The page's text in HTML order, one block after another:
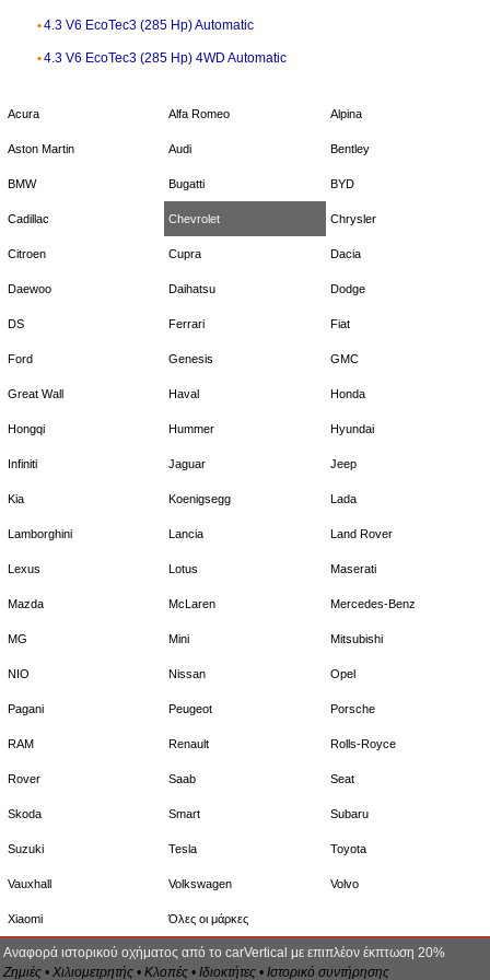
4.3 V6 EcoTec3 (285 Hp) Automatic
4.3 V6 EcoTec3 (285 Hp) 4WD Automatic
Acura Alfa Romeo Alpina
Aston Martin Audi Bentley
BMW Bugatti BYD
Cadillac Chevrolet Chrysler
Citroen Cupra Dacia
Daewoo Daihatsu Dodge
DS Ferrari Fiat
Ford Genesis GMC
Great Wall Haval Honda
Hongqi Hummer Hyundai
Infiniti Jaguar Jeep
Kia Koenigsegg Lada
Lamborghini Lancia Land Rover
Lexus Lotus Maserati
Mazda McLaren Mercedes-Benz
MG Mini Mitsubishi
NIO Nissan Opel
Pagani Peugeot Porsche
RAM Renault Rolls-Royce
Rover Saab Seat
Skoda Smart Subaru
Suzuki Tesla Toyota
Vauxhall Volkswagen Volvo
Xiaomi Όλες οι μάρκες
Αναφορά ιστορικού οχήματος από το carVertical με επιπλέον έκπτωση 20%
Ζημιές • Χιλιομετρητής • Κλοπές • Ιδιοκτήτες • Ιστορικό συντήρησης